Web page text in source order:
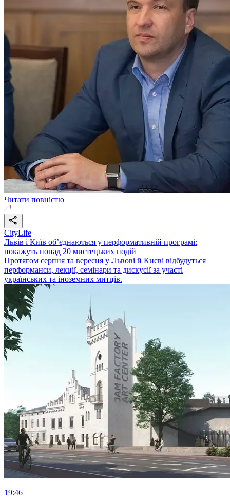
Читати повністю
CityLife
Львів і Київ об’єднаються у перформативній програмі:
покажуть понад 20 мистецьких подій
Протягом серпня та вересня у Львові й Києві відбудуться
перформанси, лекції, семінари та дискусії за участі
українських та іноземних митців.
19:46